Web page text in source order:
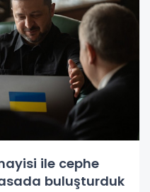
ile cephe
buluşturduk